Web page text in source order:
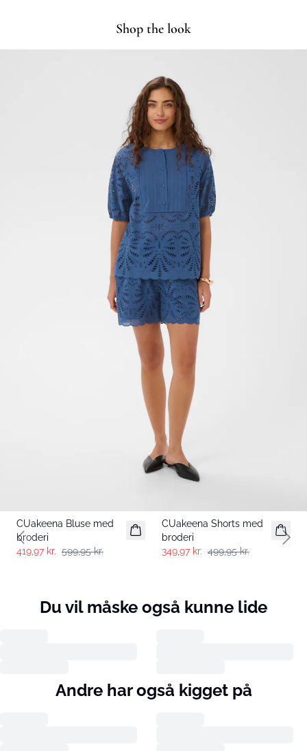
Shop the look
CUakeena Bluse med
broderi
419,97 kr. 599,95 kr.
CUakeena Shorts med
broderi
349,97 kr. 499,95 kr.
Previous slide
Du vil måske også kunne lide
Andre har også kigget på